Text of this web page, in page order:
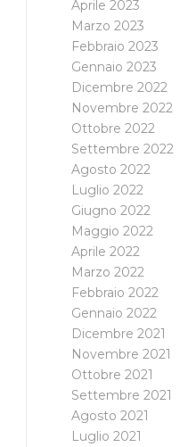
Aprile 2023
Marzo 2023
Febbraio 2023
Gennaio 2023
Dicembre 2022
Novembre 2022
Ottobre 2022
Settembre 2022
Agosto 2022
Luglio 2022
Giugno 2022
Maggio 2022
Aprile 2022
Marzo 2022
Febbraio 2022
Gennaio 2022
Dicembre 2021
Novembre 2021
Ottobre 2021
Settembre 2021
Agosto 2021
Luglio 2021